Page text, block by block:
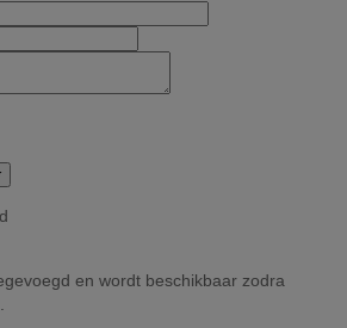
en wordt beschikbaar zodra